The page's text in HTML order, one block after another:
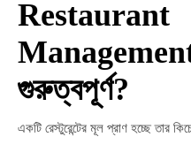
গুরুত্বপূর্ণ?
একটি রেস্টুরেন্টের মূল প্রাণ হচ্ছে তার